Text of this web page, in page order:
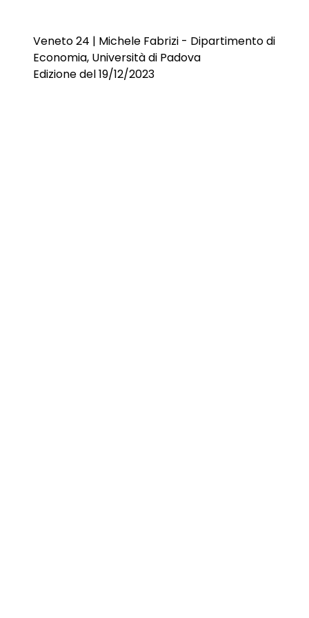
Veneto 24 | Michele Fabrizi - Dipartimento di
Economia, Università di Padova
Edizione del 19/12/2023